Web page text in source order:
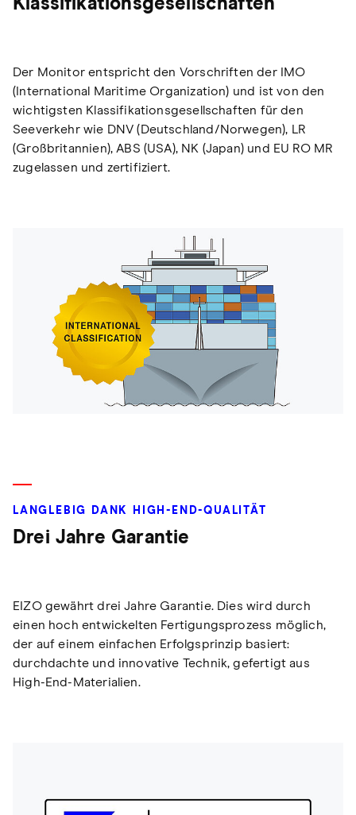
Der Monitor entspricht den Vorschriften der IMO
(International Maritime Organization) und ist von den
wichtigsten Klassifikationsgesellschaften für den
Seeverkehr wie DNV (Deutschland/Norwegen), LR
(Großbritannien), ABS (USA), NK (Japan) und EU RO MR
zugelassen und zertifiziert.
LANGLEBIG DANK HIGH-END-QUALITÄT
Drei Jahre Garantie
EIZO gewährt drei Jahre Garantie. Dies wird durch
einen hoch entwickelten Fertigungsprozess möglich,
der auf einem einfachen Erfolgsprinzip basiert:
durchdachte und innovative Technik, gefertigt aus
High-End-Materialien.